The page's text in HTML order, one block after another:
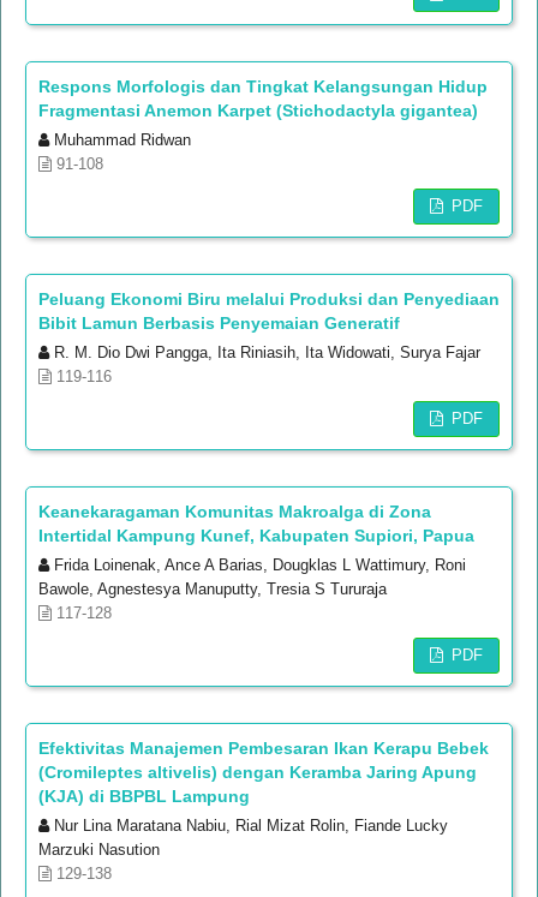
Respons Morfologis dan Tingkat Kelangsungan Hidup
Fragmentasi Anemon Karpet (Stichodactyla gigantea)
Muhammad Ridwan
91-108
PDF
Peluang Ekonomi Biru melalui Produksi dan Penyediaan
Bibit Lamun Berbasis Penyemaian Generatif
R. M. Dio Dwi Pangga, Ita Riniasih, Ita Widowati, Surya Fajar
119-116
PDF
Keanekaragaman Komunitas Makroalga di Zona
Intertidal Kampung Kunef, Kabupaten Supiori, Papua
Frida Loinenak, Ance A Barias, Dougklas L Wattimury, Roni
Bawole, Agnestesya Manuputty, Tresia S Tururaja
117-128
PDF
Efektivitas Manajemen Pembesaran Ikan Kerapu Bebek
(Cromileptes altivelis) dengan Keramba Jaring Apung
(KJA) di BBPBL Lampung
Nur Lina Maratana Nabiu, Rial Mizat Rolin, Fiande Lucky
Marzuki Nasution
129-138